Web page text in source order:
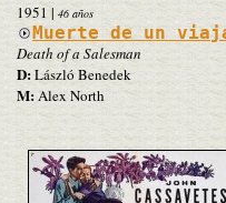
1951 | 46 años
Muerte de un
Death of a Salesman
D:László Benedek
M:Alex North